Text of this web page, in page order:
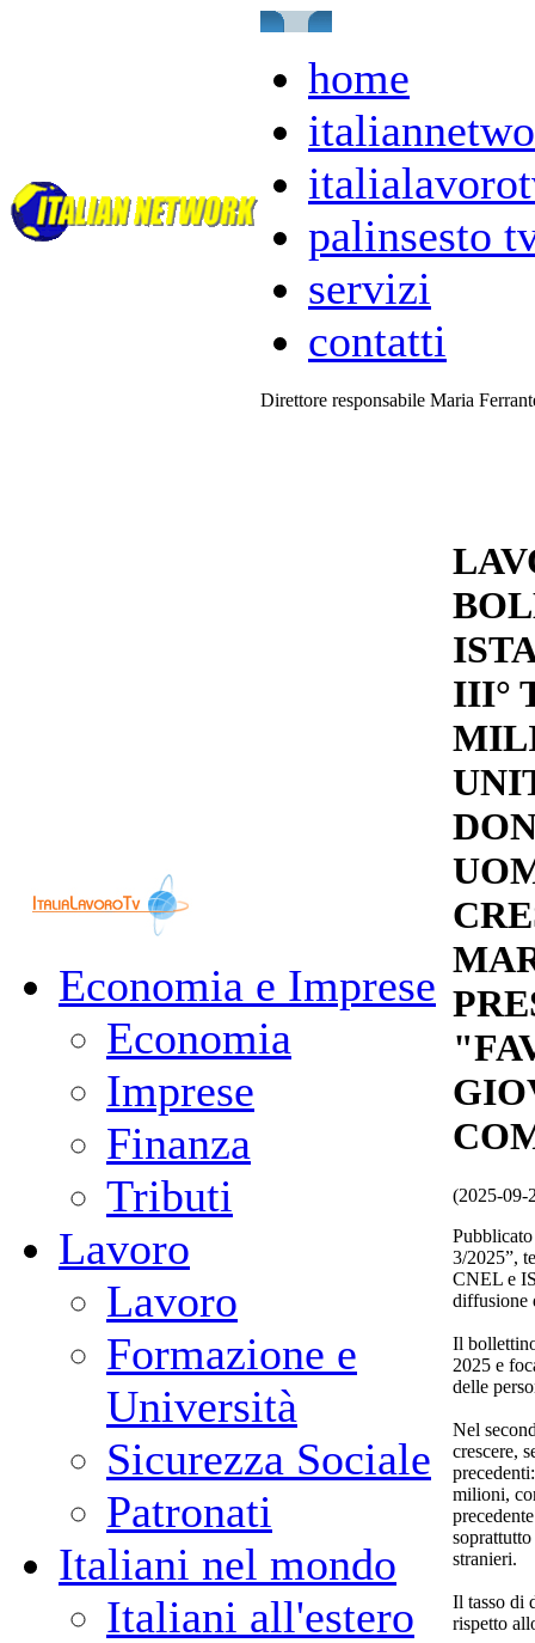
home
palinsesto
servizi
contatti
Direttore responsabile Maria
Economia e Imprese
Economia
Imprese
Finanza
Tributi
Lavoro
Lavoro
Formazione e
Università
Sicurezza Sociale
Patronati
Italiani nel mondo
Italiani all'estero
III°
(2025-09-
3/2025”,
CNEL e
diffusione
Il
2025 e
delle
Nel
crescere,
milioni,
stranieri.
Il tasso di
rispetto